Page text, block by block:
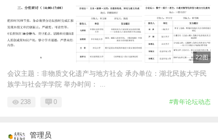
22图
会议主题：‌非物质文化遗产与地方社会‌ 承办单位：湖北民族大学民
族学与社会学学院 举办时间： ...
#青年论坛动态
238 0
管理员